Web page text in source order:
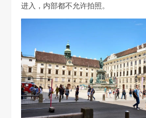
进入，内部都不允许拍照。